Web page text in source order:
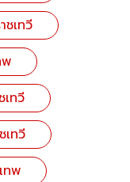
เทวี
พ
เทวี
ทวี
ทพ